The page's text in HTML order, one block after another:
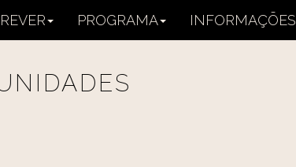
PROGRAMA INFORMAÇÕES